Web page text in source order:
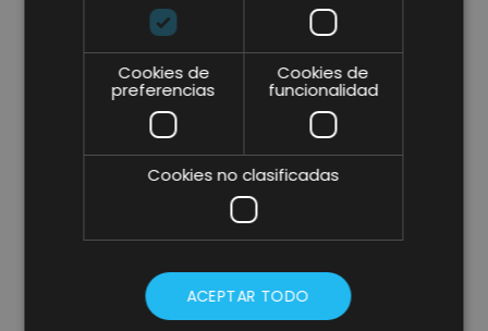
Cookies de
preferencias
Cookies de
funcionalidad
Cookies no clasificadas
ACEPTAR TODO